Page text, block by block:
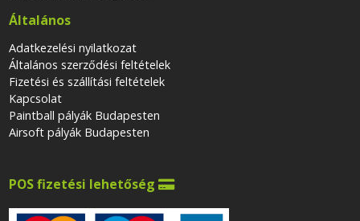
Általános
Adatkezelési nyilatkozat
Általános szerződési feltételek
Fizetési és szállítási feltételek
Kapcsolat
Paintball pályák Budapesten
Airsoft pályák Budapesten
POS fizetési lehetőség 